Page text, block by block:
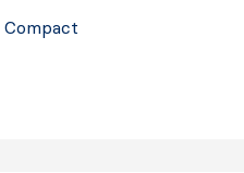
Compact